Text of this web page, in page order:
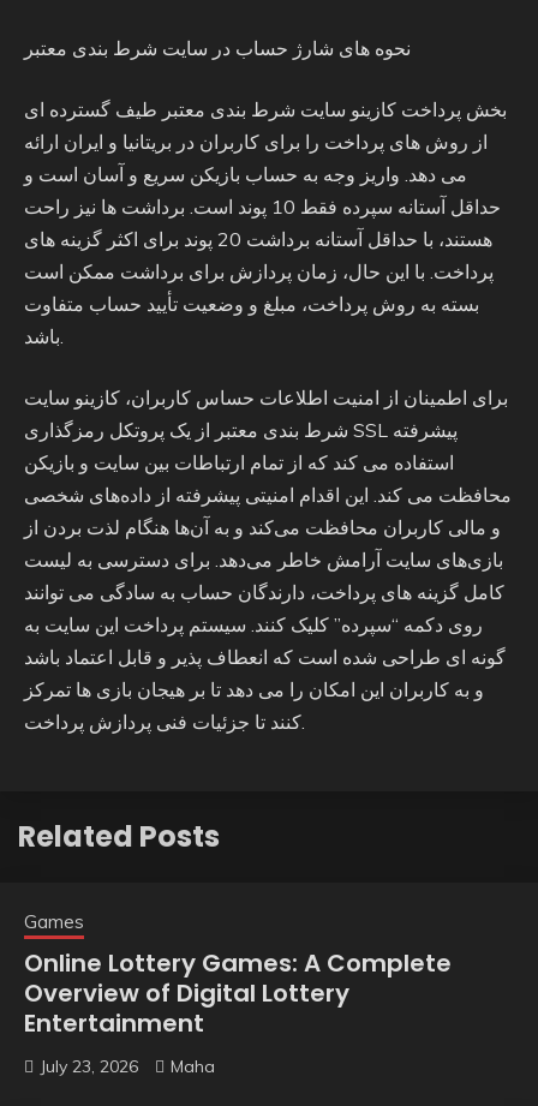
نحوه های شارژ حساب در سایت شرط بندی معتبر
بخش پرداخت کازینو سایت شرط بندی معتبر طیف گسترده ای
از روش های پرداخت را برای کاربران در بریتانیا و ایران ارائه
می دهد. واریز وجه به حساب بازیکن سریع و آسان است و
حداقل آستانه سپرده فقط 10 پوند است. برداشت ها نیز راحت
هستند، با حداقل آستانه برداشت 20 پوند برای اکثر گزینه های
پرداخت. با این حال، زمان پردازش برای برداشت ممکن است
بسته به روش پرداخت، مبلغ و وضعیت تأیید حساب متفاوت
باشد.
برای اطمینان از امنیت اطلاعات حساس کاربران، کازینو سایت
شرط بندی معتبر از یک پروتکل رمزگذاری SSL پیشرفته
استفاده می کند که از تمام ارتباطات بین سایت و بازیکن
محافظت می کند. این اقدام امنیتی پیشرفته از داده‌های شخصی
و مالی کاربران محافظت می‌کند و به آن‌ها هنگام لذت بردن از
بازی‌های سایت آرامش خاطر می‌دهد. برای دسترسی به لیست
کامل گزینه های پرداخت، دارندگان حساب به سادگی می توانند
روی دکمه “سپرده” کلیک کنند. سیستم پرداخت این سایت به
گونه ای طراحی شده است که انعطاف پذیر و قابل اعتماد باشد
و به کاربران این امکان را می دهد تا بر هیجان بازی ها تمرکز
کنند تا جزئیات فنی پردازش پرداخت.
Related Posts
Games
Online Lottery Games: A Complete
Overview of Digital Lottery
Entertainment
July 23, 2026 Maha